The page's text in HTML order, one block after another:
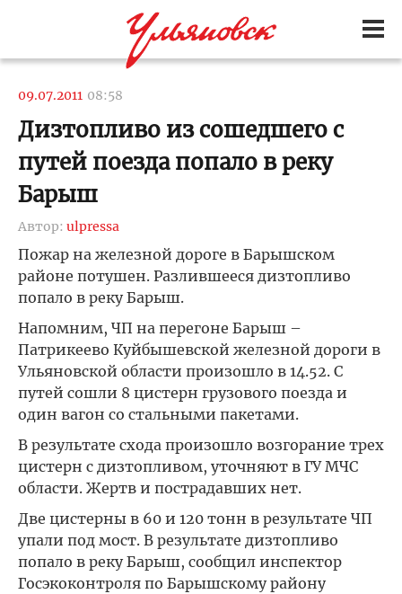
09.07.2011 08:58
Дизтопливо из сошедшего с
путей поезда попало в реку
Барыш
Автор: ulpressa
Пожар на железной дороге в Барышском
районе потушен. Разлившееся дизтопливо
попало в реку Барыш.
Напомним, ЧП на перегоне Барыш –
Патрикеево Куйбышевской железной дороги в
Ульяновской области произошло в 14.52. С
путей сошли 8 цистерн грузового поезда и
один вагон со стальными пакетами.
В результате схода произошло возгорание трех
цистерн с дизтопливом, уточняют в ГУ МЧС
области. Жертв и пострадавших нет.
Две цистерны в 60 и 120 тонн в результате ЧП
упали под мост. В результате дизтопливо
попало в реку Барыш, сообщил инспектор
Госэкоконтроля по Барышскому району